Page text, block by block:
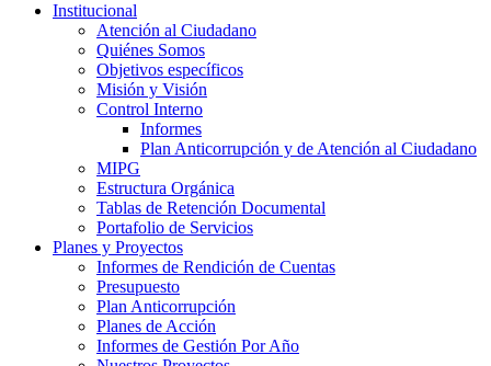
Institucional
Atención al Ciudadano
Quiénes Somos
Objetivos específicos
Misión y Visión
Control Interno
Informes
Plan Anticorrupción y de Atención al Ciudadano
MIPG
Estructura Orgánica
Tablas de Retención Documental
Portafolio de Servicios
Planes y Proyectos
Informes de Rendición de Cuentas
Presupuesto
Plan Anticorrupción
Planes de Acción
Informes de Gestión Por Año